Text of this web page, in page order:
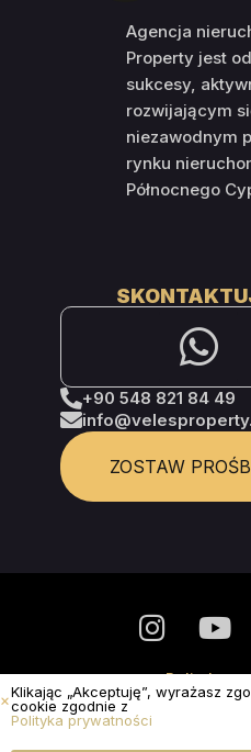
Agencja
Property jest
sukcesy,
rozwijającym
niezawodnym
rynku
Północnego
+90 548 821 84 49
ZOSTAW
Polityka
To nie jest
© Nieruchomości Veles
Klikając „Akceptuję”, wyrażasz
cookie zgodnie z
Polityka prywatności